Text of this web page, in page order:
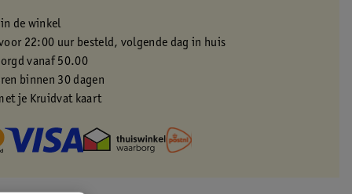
de winkel
22:00 uur besteld, volgende dag in huis
vanaf 50.00
binnen 30 dagen
je Kruidvat kaart